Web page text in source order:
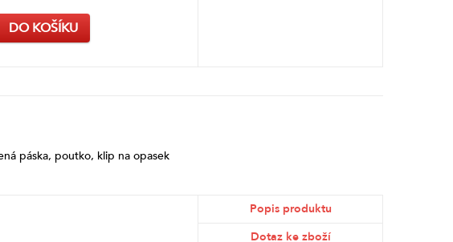
DO KOŠÍKU
páska, poutko, klip na opasek
Popis produktu
Dotaz ke zboží